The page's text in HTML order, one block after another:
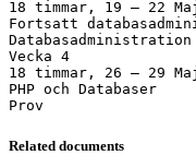
18 timmar, 19 – 22
Fortsatt
Vecka 4
18 timmar, 26 – 29
PHP och Databaser
Related documents